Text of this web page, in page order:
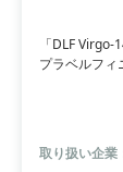
「DLF
プラベルフィ
ハーフカッ
を短時間で
レータを使
なプリントデ
取り扱い企業